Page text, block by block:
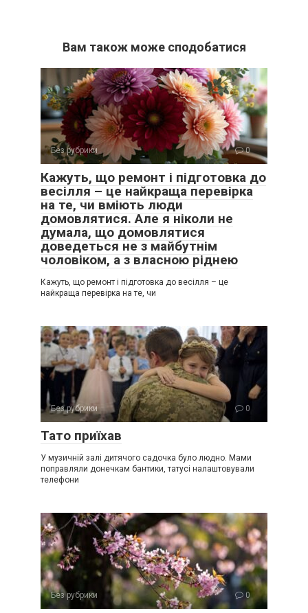
Вам також може сподобатися
Без рубрики 0
Кажуть, що ремонт і підготовка до
весілля – це найкраща перевірка
на те, чи вміють люди
домовлятися. Але я ніколи не
думала, що домовлятися
доведеться не з майбутнім
чоловіком, а з власною ріднею
Кажуть, що ремонт і підготовка до весілля – це
найкраща перевірка на те, чи
Без рубрики 0
Тато приїхав
У музичній залі дитячого садочка було людно. Мами
поправляли донечкам бантики, татусі налаштовували
телефони
Без рубрики 0